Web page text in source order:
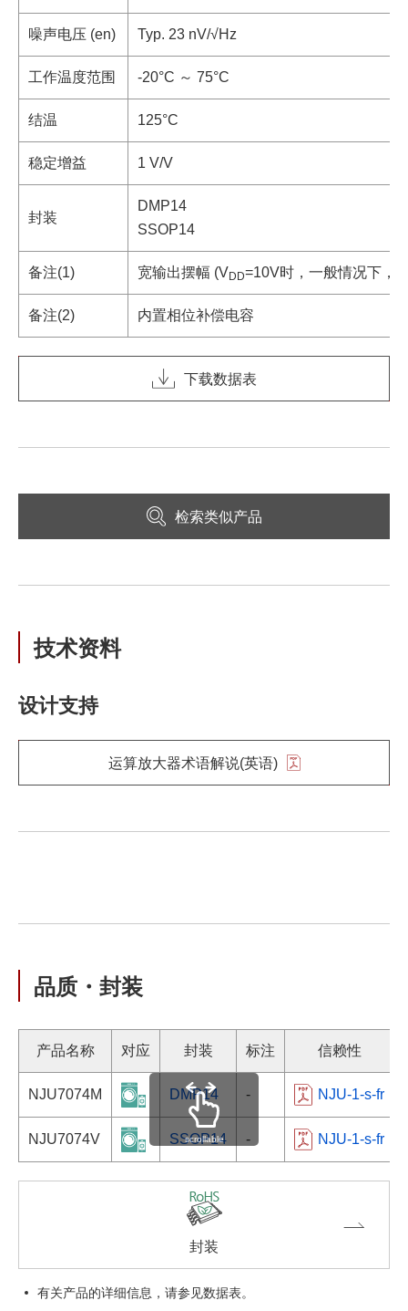
噪声电压 (en) Typ. 23 nV/√Hz
工作温度范围 -20°C ～ 75°C
结温 125°C
稳定增益 1 V/V
封装
DMP14
SSOP14
备注(1) 宽输出摆幅 (VDD=10V时，一般情况下，V
备注(2) 内置相位补偿电容
下载数据表
检索类似产品
技术资料
设计支持
运算放大器术语解说(英语)
品质・封装
产品名称 对应 封装 标注 信赖性
NJU7074M DMP14 - NJU-1-s-fr
NJU7074V SSOP14 - NJU-1-s-fr
scrollable
封装
有关产品的详细信息，请参见数据表。